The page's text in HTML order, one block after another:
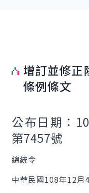
增訂並修正
條例條文
公布日期：
第7457號
總統令
中華民國108年12月